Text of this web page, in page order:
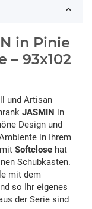
in Pinie
– 93x102
und Artisan
JASMIN in
Design und
in Ihrem
Softclose hat
Schubkasten.
mit dem
so Ihr eigenes
der Serie sind